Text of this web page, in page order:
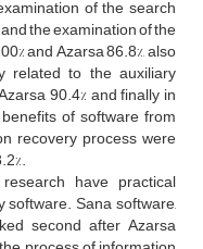
of the search
the examination of the
and Azarsa 86.8%, also
related to the auxiliary
90.4% and finally in
of software from
recovery process were
have practical
Sana software,
second after Azarsa